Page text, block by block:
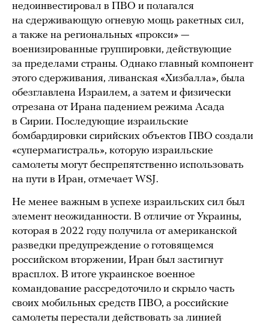
недоинвестировал в ПВО и полагался
на сдерживающую огневую мощь ракетных сил,
а также на региональных «прокси» —
военизированные группировки, действующие
за пределами страны. Однако главный компонент
этого сдерживания, ливанская «Хизбалла», была
обезглавлена Израилем, а затем и физически
отрезана от Ирана падением режима Асада
в Сирии. Последующие израильские
бомбардировки сирийских объектов ПВО создали
«супермагистраль», которую израильские
самолеты могут беспрепятственно использовать
на пути в Иран, отмечает WSJ.
Не менее важным в успехе израильских сил был
элемент неожиданности. В отличие от Украины,
которая в 2022 году получила от американской
разведки предупреждение о готовящемся
российском вторжении, Иран был застигнут
врасплох. В итоге украинское военное
командование рассредоточило и скрыло часть
своих мобильных средств ПВО, а российские
самолеты перестали действовать за линией